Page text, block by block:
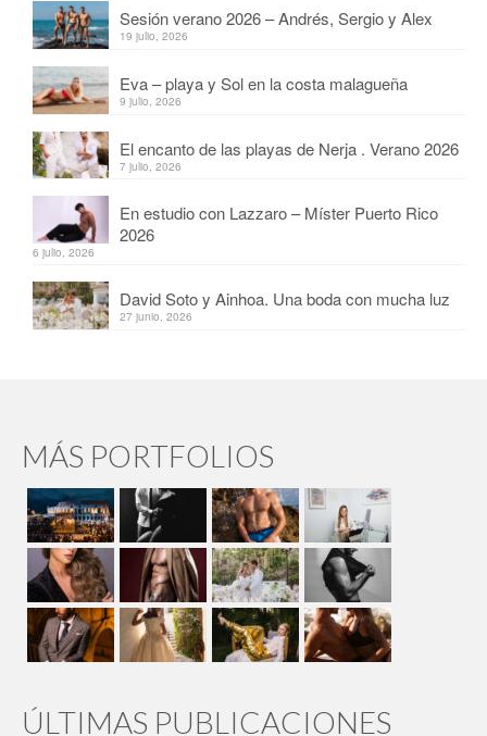
Sesión verano 2026 – Andrés, Sergio y Alex
19 julio, 2026
Eva – playa y Sol en la costa malagueña
9 julio, 2026
El encanto de las playas de Nerja . Verano 2026
7 julio, 2026
En estudio con Lazzaro – Míster Puerto Rico
2026
6 julio, 2026
David Soto y Ainhoa. Una boda con mucha luz
27 junio, 2026
MÁS PORTFOLIOS
ÚLTIMAS PUBLICACIONES